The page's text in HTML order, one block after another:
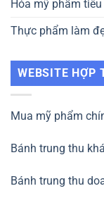
Hóa mỹ phẩm
Thực phẩm làm
WEBSITE HỢP
Mua mỹ phẩm
Bánh trung thu
Bánh trung thu